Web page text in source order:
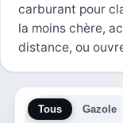
carburant pour
la moins chère,
distance, ou
Tous Gazole